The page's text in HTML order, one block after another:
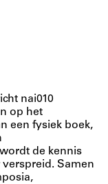
nai010
op het
een fysiek boek,
de kennis
Samen